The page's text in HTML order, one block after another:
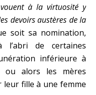
à la virtuosité y
devoirs austères de la
soit sa nomination,
l’abri de certaines
inférieure à
ou alors les mères
leur fille à une femme